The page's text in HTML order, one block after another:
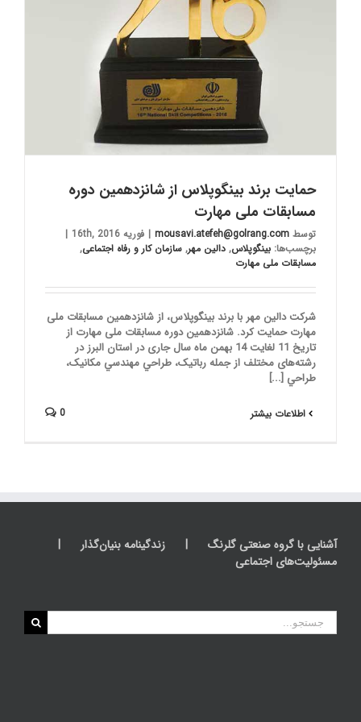
حمایت برند بینگوپلاس از شانزدهمین دوره
مسابقات ملی مهارت
توسط mousavi.atefeh@golrang.com
| فوریه 16th, 2016
|
برچسب‌ها: بینگوپلاس, دالین مهر, سازمان کار و رفاه اجتماعی,
مسابقات ملی مهارت
شرکت دالین مهر با برند بینگوپلاس، از شانزدهمین مسابقات ملی
مهارت حمایت کرد. شانزدهمین دوره مسابقات ملی مهارت از
تاریخ 11 ‌‌لغایت 14 بهمن ماه سال جاری در استان البرز در
رشته‌های مختلف از جمله رباتيک، طراحي مهندسي مکانيک،
طراحي [...]
اطلاعات بیشتر 0
آشنایی با گروه صنعتی گلرنگ
زندگینامه بنیان‌گذار
مسئولیت‌های اجتماعی
جستجو
برای: